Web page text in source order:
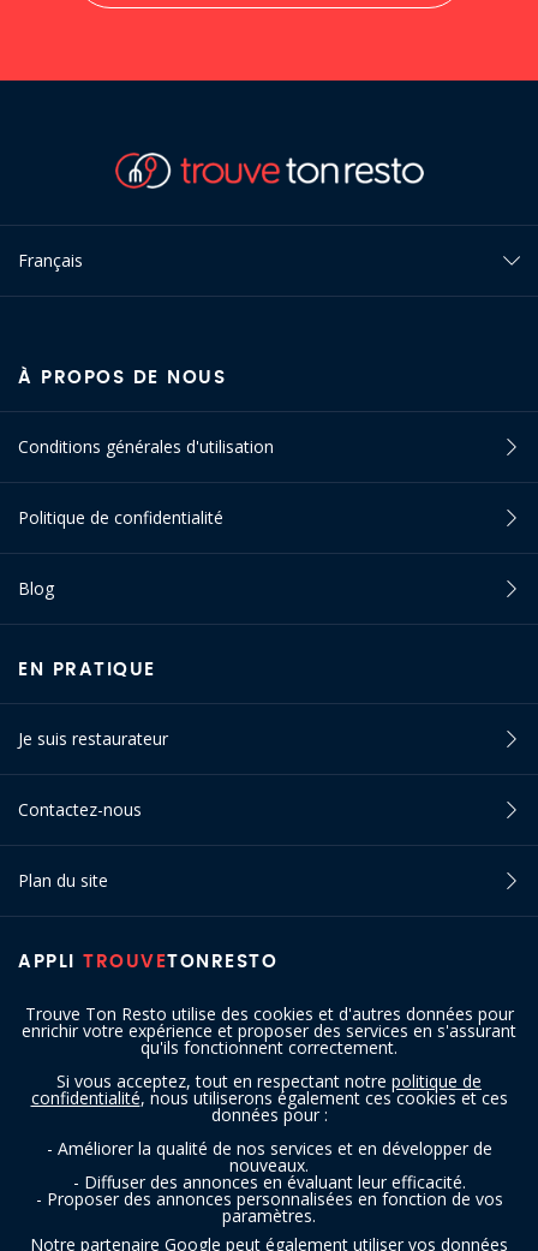
Trouve Ton Resto utilise des cookies et d'autres données pour
enrichir votre expérience et proposer des services en s'assurant
qu'ils fonctionnent correctement.
Si vous acceptez, tout en respectant notre politique de
confidentialité, nous utiliserons également ces cookies et ces
données pour :
- Améliorer la qualité de nos services et en développer de
nouveaux.
- Diffuser des annonces en évaluant leur efficacité.
- Proposer des annonces personnalisées en fonction de vos
paramètres.
Notre partenaire Google peut également utiliser vos données
Français
APPLI TROUVETONRESTO
À PROPOS DE NOUS
Conditions générales d'utilisation
Politique de confidentialité
Blog
EN PRATIQUE
Je suis restaurateur
Contactez-nous
Plan du site
SUIVEZ-NOUS